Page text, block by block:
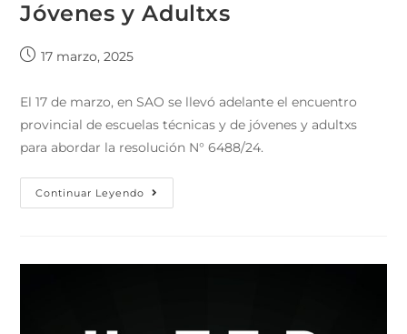
Jóvenes y Adultxs
17 marzo, 2025
El 17 de marzo, en SAO se llevó adelante el encuentro
provincial de escuelas técnicas y de jóvenes y adultxs
para abordar la resolución N° 6488/24.
Continuar Leyendo